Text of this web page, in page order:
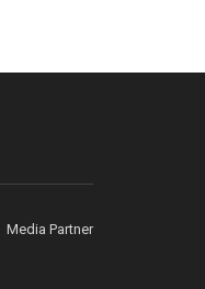
Media Partner